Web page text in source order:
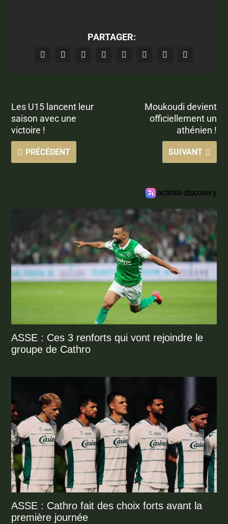
PARTAGER:
Les U15 lancent leur
saison avec une
victoire !
PRÉCÉDENT
Moukoudi devient
officiellement un
athénien !
SUIVANT
ASSE : Ces 3 renforts qui vont rejoindre le
groupe de Cathro
ASSE : Cathro fait des choix forts avant la
première journée